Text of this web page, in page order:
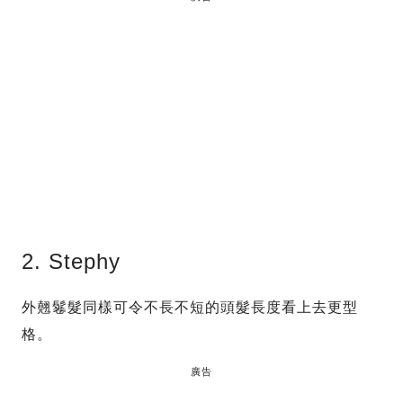
2. Stephy
外翹鬈髮同樣可令不長不短的頭髮長度看上去更型
格。
廣告